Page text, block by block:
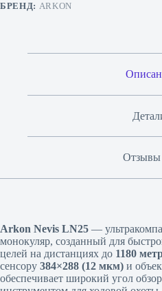
БРЕНД: ARKON
Отзывы
Arkon Nevis LN25 —
монокуляр, созданный для
целей на дистанциях до 1180
сенсору 384×288 (12 мкм) и
обеспечивает широкий угол